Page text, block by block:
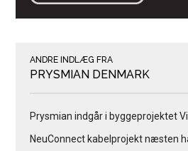
ANDRE INDLÆG FRA
PRYSMIAN DENMARK
Prysmian indgår i byggeprojektet
NeuConnect kabelprojekt næsten